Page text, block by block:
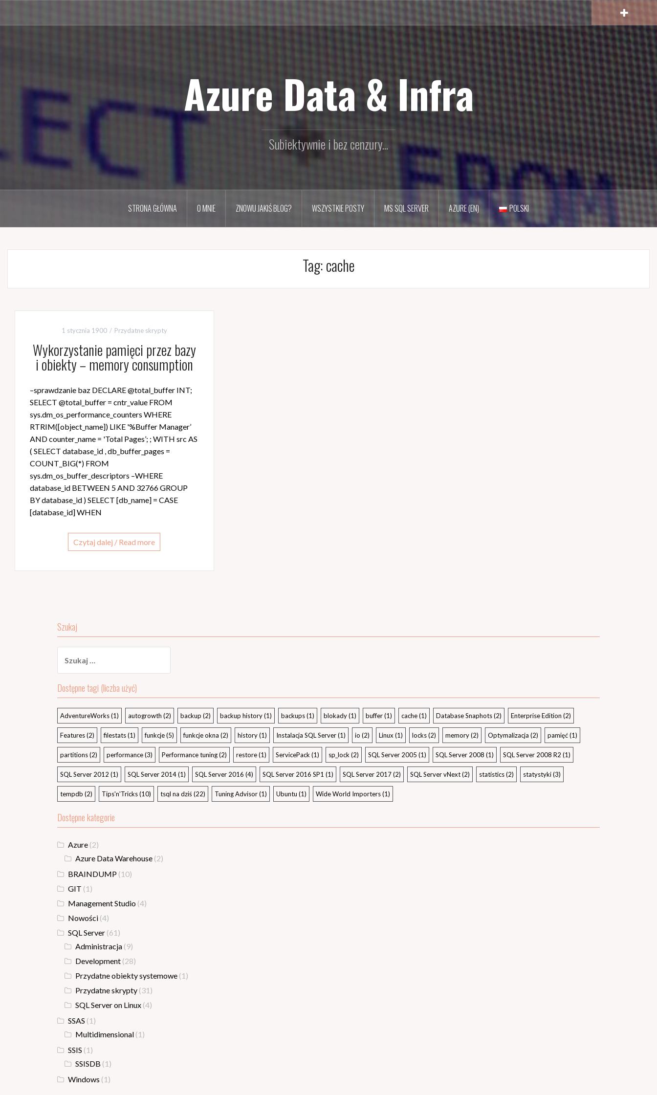
Azure Data & Infra
Subiektywnie i bez cenzury...
STRONA GŁÓWNA O MNIE ZNOWU JAKIŚ BLOG? WSZYSTKIE POSTY MS SQL SERVER AZURE (EN) POLSKI
Tag:cache
1 stycznia 1900 Przydatne skrypty
Wykorzystanie pamięci przez bazy
i obiekty – memory consumption
–sprawdzanie baz DECLARE @total_buffer INT;
SELECT @total_buffer = cntr_value FROM
sys.dm_os_performance_counters WHERE
RTRIM([object_name]) LIKE '%Buffer Manager’
AND counter_name = 'Total Pages’; ; WITH src AS
( SELECT database_id , db_buffer_pages =
COUNT_BIG(*) FROM
sys.dm_os_buffer_descriptors –WHERE
database_id BETWEEN 5 AND 32766 GROUP
BY database_id ) SELECT [db_name] = CASE
[database_id] WHEN
Czytaj dalej / Read more
Szukaj
Dostępne tagi (liczba użyć)
AdventureWorks(1) autogrowth (2) backup (2) backup history(1) backups(1) blokady(1) buffer(1) cache(1) Database Snaphots(2) Enterprise Edition (2)
Features(2) filestats(1) funkcje(5) funkcje okna (2) history(1) Instalacja SQL Server(1) io (2) Linux (1) locks(2) memory(2) Optymalizacja (2) pamięć(1)
partitions(2) performance(3) Performance tuning(2) restore(1) ServicePack (1) sp_lock (2) SQL Server 2005 (1) SQL Server 2008 (1) SQL Server 2008 R2 (1)
SQL Server 2012 (1) SQL Server 2014(1) SQL Server 2016 (4) SQL Server 2016 SP1 (1) SQL Server 2017(2) SQL Server vNext(2) statistics(2) statystyki(3)
tempdb (2) Tips'n'Tricks(10) tsql na dziś (22) Tuning Advisor(1) Ubuntu (1) Wide World Importers(1)
Dostępne kategorie
Azure (2)
Azure Data Warehouse (2)
BRAINDUMP (10)
GIT (1)
Management Studio (4)
Nowości (4)
SQL Server (61)
Administracja (9)
Development (28)
Przydatne obiekty systemowe (1)
Przydatne skrypty (31)
SQL Server on Linux (4)
SSAS (1)
Multidimensional (1)
SSIS (1)
SSISDB (1)
Windows (1)